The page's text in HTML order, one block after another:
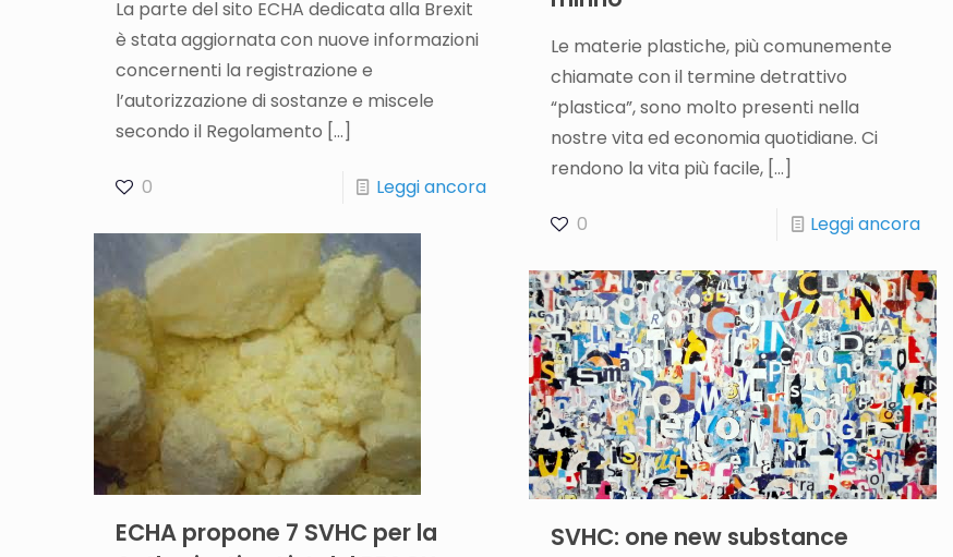
La parte del sito ECHA dedicata alla Brexit
è stata aggiornata con nuove informazioni
concernenti la registrazione e
l’autorizzazione di sostanze e miscele
secondo il Regolamento […]
0 Leggi ancora
Le materie plastiche, più comunemente
chiamate con il termine detrattivo
“plastica”, sono molto presenti nella
nostre vita ed economia quotidiane. Ci
rendono la vita più facile,[…]
0 Leggi ancora
ECHA propone 7 SVHC per la
SVHC: one new substance